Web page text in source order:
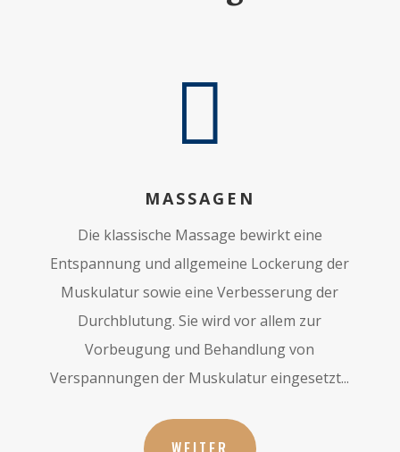

MASSAGEN
Die klassische Massage bewirkt eine
Entspannung und allgemeine Lockerung der
Muskulatur sowie eine Verbesserung der
Durchblutung. Sie wird vor allem zur
Vorbeugung und Behandlung von
Verspannungen der Muskulatur eingesetzt...